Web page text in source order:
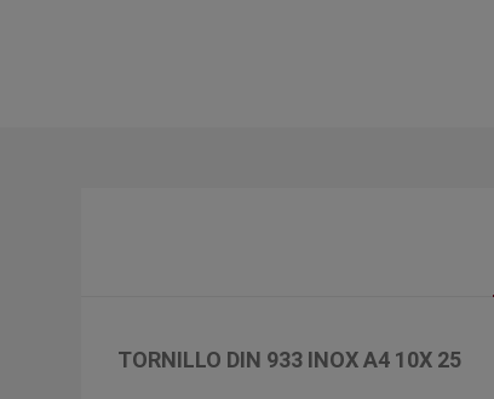
TORNILLO DIN 933 INOX A4 10X 25